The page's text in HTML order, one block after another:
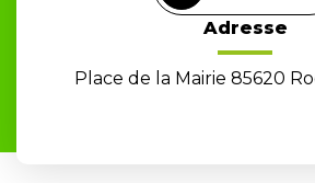
Adresse
Place de la Mairie 85620